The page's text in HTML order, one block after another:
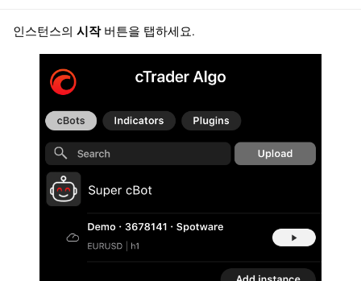
인스턴스의 시작버튼을 탭하세요.